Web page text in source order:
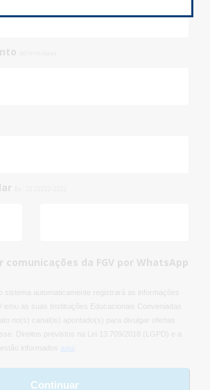
comunicações da FGV por WhatsApp
sistema automaticamente registrará as informações
e/ou as suas Instituições Educacionais Conveniadas
no(s) canal(is) apontado(s) para divulgar ofertas
Direitos previstos na Lei 13.709/2018 (LGPD) e a
informados
aqui
Continuar